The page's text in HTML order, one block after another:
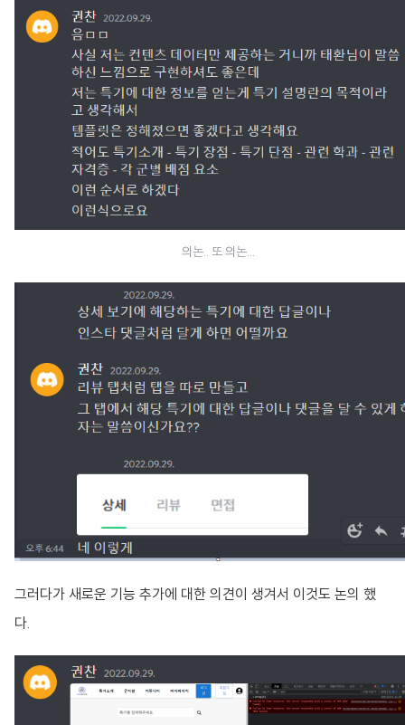
의논.. 또 의논...
그러다가 새로운 기능 추가에 대한 의견이 생겨서 이것도 논의 했
다.